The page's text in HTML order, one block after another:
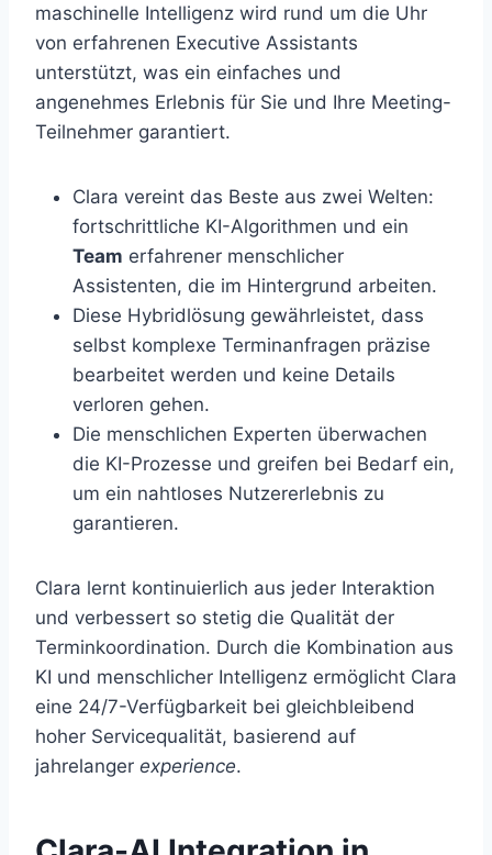
maschinelle Intelligenz wird rund um die Uhr
von erfahrenen Executive Assistants
unterstützt, was ein einfaches und
angenehmes Erlebnis für Sie und Ihre Meeting-
Teilnehmer garantiert.
Clara vereint das Beste aus zwei Welten:
fortschrittliche KI-Algorithmen und ein
Team erfahrener menschlicher
Assistenten, die im Hintergrund arbeiten.
Diese Hybridlösung gewährleistet, dass
selbst komplexe Terminanfragen präzise
bearbeitet werden und keine Details
verloren gehen.
Die menschlichen Experten überwachen
die KI-Prozesse und greifen bei Bedarf ein,
um ein nahtloses Nutzererlebnis zu
garantieren.
Clara lernt kontinuierlich aus jeder Interaktion
und verbessert so stetig die Qualität der
Terminkoordination. Durch die Kombination aus
KI und menschlicher Intelligenz ermöglicht Clara
eine 24/7-Verfügbarkeit bei gleichbleibend
hoher Servicequalität, basierend auf
jahrelanger experience.